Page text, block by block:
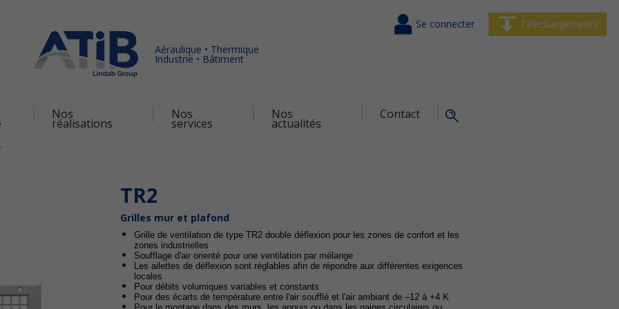
Aéraulique • Thermique
Industrie • Bâtiment
Nos
réalisations
Nos
services
Nos
actualités
Contact
Se connecter Téléchargements
TR2
Grilles mur et plafond
Grille de ventilation de type TR2 double déflexion pour les zones de confort et les
zones industrielles
Soufflage d'air orienté pour une ventilation par mélange
Les ailettes de déflexion sont réglables afin de répondre aux différentes exigences
locales
Pour débits volumiques variables et constants
Pour des écarts de température entre l'air soufflé et l'air ambiant de –12 à +4 K